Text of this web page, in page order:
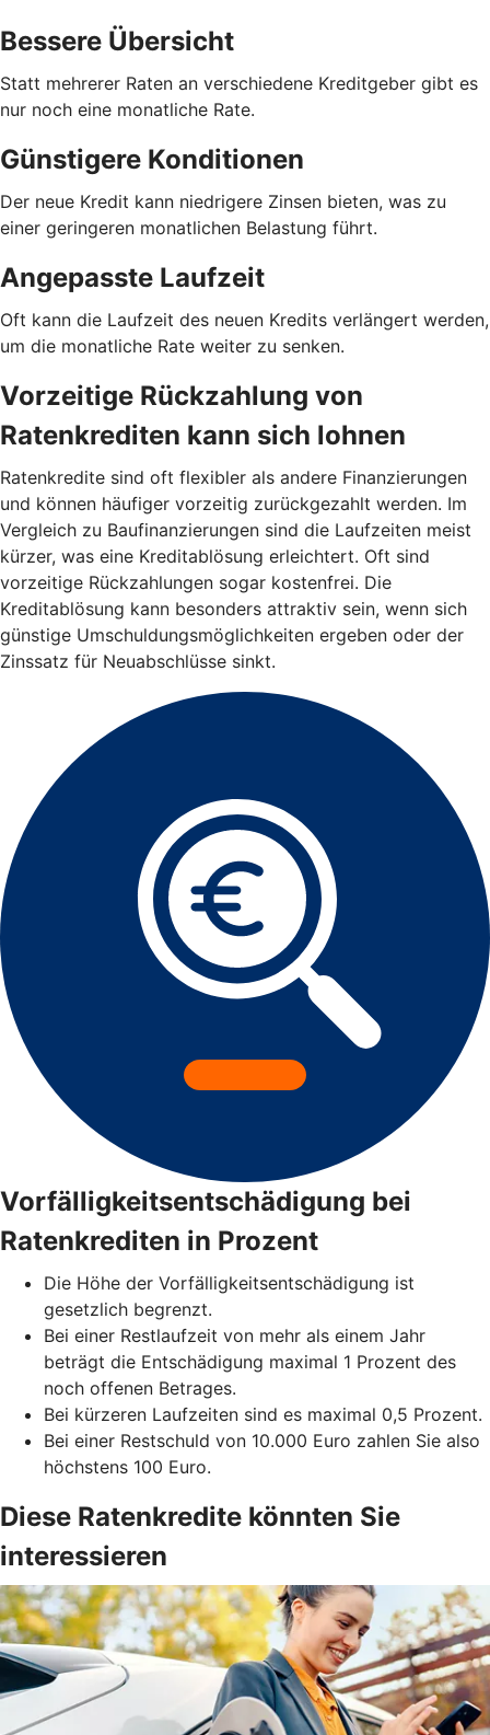
Bessere Übersicht
Statt mehrerer Raten an verschiedene Kreditgeber gibt es
nur noch eine monatliche Rate.
Günstigere Konditionen
Der neue Kredit kann niedrigere Zinsen bieten, was zu
einer geringeren monatlichen Belastung führt.
Angepasste Laufzeit
Oft kann die Laufzeit des neuen Kredits verlängert werden,
um die monatliche Rate weiter zu senken.
Vorzeitige Rückzahlung von
Ratenkrediten kann sich lohnen
Ratenkredite sind oft flexibler als andere Finanzierungen
und können häufiger vorzeitig zurückgezahlt werden. Im
Vergleich zu Baufinanzierungen sind die Laufzeiten meist
kürzer, was eine Kreditablösung erleichtert. Oft sind
vorzeitige Rückzahlungen sogar kostenfrei. Die
Kreditablösung kann besonders attraktiv sein, wenn sich
günstige Umschuldungsmöglichkeiten ergeben oder der
Zinssatz für Neuabschlüsse sinkt.
Vorfälligkeitsentschädigung bei
Ratenkrediten in Prozent
Die Höhe der Vorfälligkeitsentschädigung ist
gesetzlich begrenzt.
Bei einer Restlaufzeit von mehr als einem Jahr
beträgt die Entschädigung maximal 1 Prozent des
noch offenen Betrages.
Bei kürzeren Laufzeiten sind es maximal 0,5 Prozent.
Bei einer Restschuld von 10.000 Euro zahlen Sie also
höchstens 100 Euro.
Diese Ratenkredite könnten Sie
interessieren